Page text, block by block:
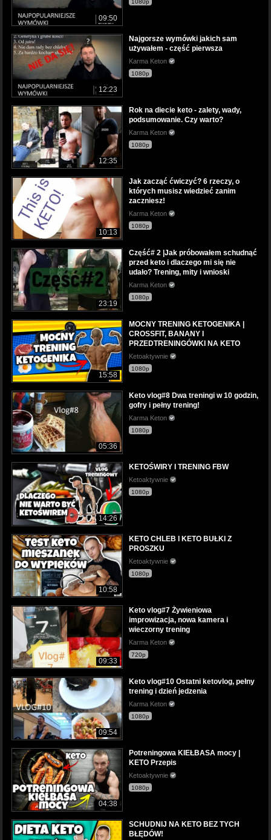
09:50
1080p
12:23
Najgorsze wymówki jakich sam
używałem - część pierwsza
Karma Keton
1080p
12:35
Rok na diecie keto - zalety, wady,
podsumowanie. Czy warto?
Karma Keton
1080p
10:13
Jak zacząć ćwiczyć? 6 rzeczy, o
których musisz wiedzieć zanim
zaczniesz!
Karma Keton
1080p
23:19
Część# 2 |Jak próbowałem schudnąć
przed keto i dlaczego mi się nie
udało? Trening, mity i wnioski
Karma Keton
1080p
15:58
MOCNY TRENING KETOGENIKA |
CROSSFIT, BANANY I
PRZEDTRENINGÓWKI NA KETO
Ketoaktywnie
1080p
05:36
Keto vlog#8 Dwa treningi w 10 godzin,
gofry i pełny trening!
Karma Keton
1080p
14:26
KETOŚWIRY I TRENING FBW
Ketoaktywnie
1080p
10:58
KETO CHLEB I KETO BUŁKI Z
PROSZKU
Ketoaktywnie
1080p
09:33
Keto vlog#7 Żywieniowa
improwizacja, nowa kamera i
wieczorny trening
Karma Keton
720p
09:54
Keto vlog#10 Ostatni ketovlog, pełny
trening i dzień jedzenia
Karma Keton
1080p
04:38
Potreningowa KIEŁBASA mocy |
KETO Przepis
Ketoaktywnie
1080p
SCHUDNIJ NA KETO BEZ TYCH
BŁĘDÓW!